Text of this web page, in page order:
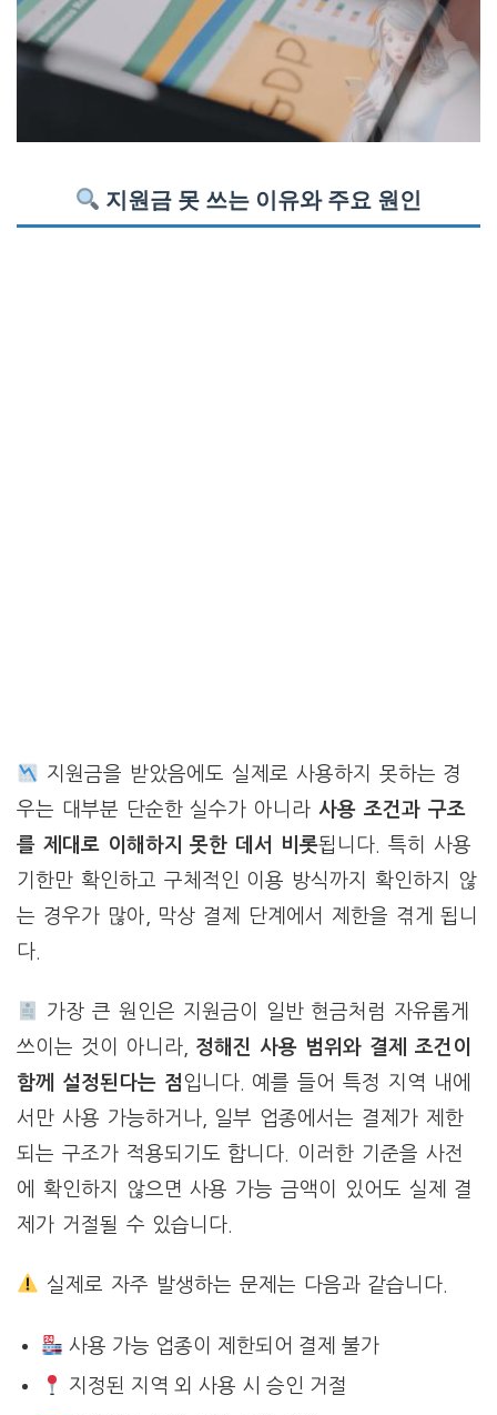
지원금 못 쓰는 이유와 주요 원인
지원금을 받았음에도 실제로 사용하지 못하는 경
우는 대부분 단순한 실수가 아니라 사용 조건과 구조
를 제대로 이해하지 못한 데서 비롯됩니다. 특히 사용
기한만 확인하고 구체적인 이용 방식까지 확인하지 않
는 경우가 많아, 막상 결제 단계에서 제한을 겪게 됩니
다.
가장 큰 원인은 지원금이 일반 현금처럼 자유롭게
쓰이는 것이 아니라, 정해진 사용 범위와 결제 조건이
함께 설정된다는 점입니다. 예를 들어 특정 지역 내에
서만 사용 가능하거나, 일부 업종에서는 결제가 제한
되는 구조가 적용되기도 합니다. 이러한 기준을 사전
에 확인하지 않으면 사용 가능 금액이 있어도 실제 결
제가 거절될 수 있습니다.
실제로 자주 발생하는 문제는 다음과 같습니다.
사용 가능 업종이 제한되어 결제 불가
지정된 지역 외 사용 시 승인 거절